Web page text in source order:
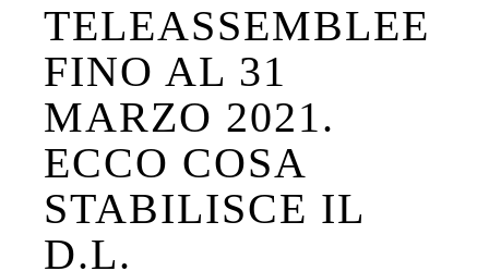
TELEASSEMBLEE
FINO AL 31
MARZO 2021.
ECCO COSA
STABILISCE IL
D.L.